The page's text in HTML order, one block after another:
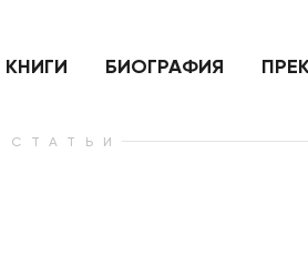
по самим себе
КНИГИ БИОГРАФИЯ
СТАТЬИ